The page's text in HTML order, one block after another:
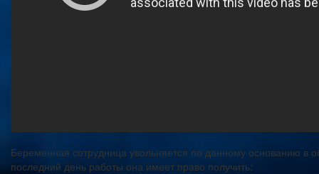
Беременная сотрудница увольняется по данному основанию в
последний день работы она имеет право получить: